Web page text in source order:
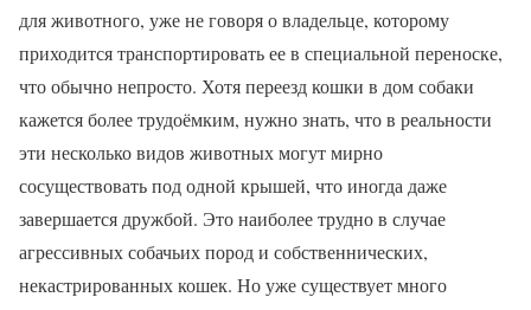
для животного, уже не говоря о владельце, которому
приходится транспортировать ее в специальной переноске,
что обычно непросто. Хотя переезд кошки в дом собаки
кажется более трудоёмким, нужно знать, что в реальности
эти несколько видов животных могут мирно
сосуществовать под одной крышей, что иногда даже
завершается дружбой. Это наиболее трудно в случае
агрессивных собачьих пород и собственнических,
некастрированных кошек. Но уже существует много